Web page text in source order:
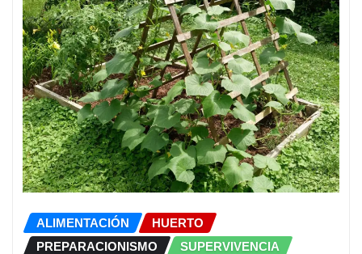
ALIMENTACIÓN
HUERTO
PREPARACIONISMO
SUPERVIVENCIA